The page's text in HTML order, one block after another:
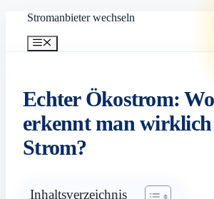
springen
Stromanbieter wechseln
Menü
Echter Ökostrom:
erkennt man
Strom?
Inhaltsverzeichnis